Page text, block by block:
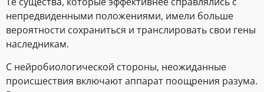
непредвиденными положениями, имели больше
вероятности сохраниться и транслировать свои гены
наследникам.
С нейробиологической стороны, неожиданные
происшествия включают аппарат поощрения разума.